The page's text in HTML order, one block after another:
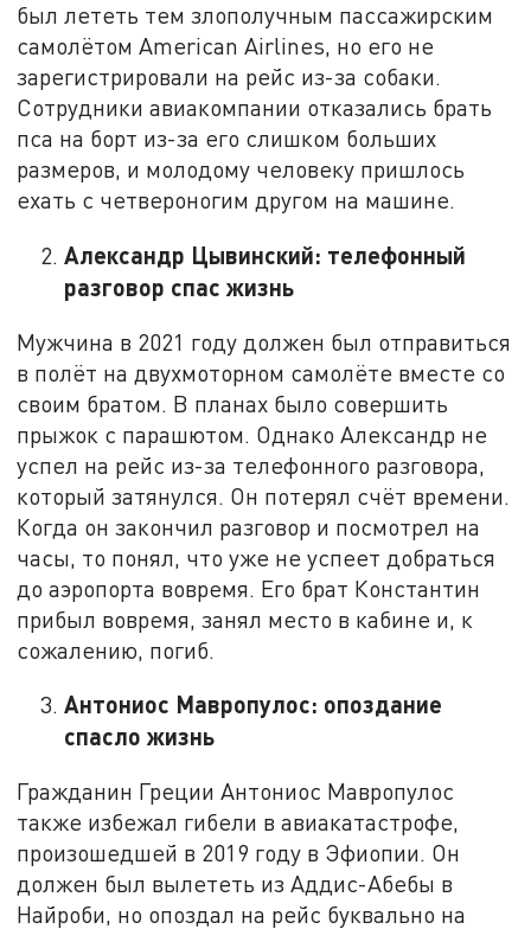
был лететь тем злополучным пассажирским
самолётом American Airlines, но его не
зарегистрировали на рейс из-за собаки.
Сотрудники авиакомпании отказались брать
пса на борт из-за его слишком больших
размеров, и молодому человеку пришлось
ехать с четвероногим другом на машине.
Александр Цывинский: телефонный
разговор спас жизнь
Мужчина в 2021 году должен был отправиться
в полёт на двухмоторном самолёте вместе со
своим братом. В планах было совершить
прыжок с парашютом. Однако Александр не
успел на рейс из-за телефонного разговора,
который затянулся. Он потерял счёт времени.
Когда он закончил разговор и посмотрел на
часы, то понял, что уже не успеет добраться
до аэропорта вовремя. Его брат Константин
прибыл вовремя, занял место в кабине и, к
сожалению, погиб.
Антониос Мавропулос: опоздание
спасло жизнь
Гражданин Греции Антониос Мавропулос
также избежал гибели в авиакатастрофе,
произошедшей в 2019 году в Эфиопии. Он
должен был вылететь из Аддис-Абебы в
Найроби, но опоздал на рейс буквально на